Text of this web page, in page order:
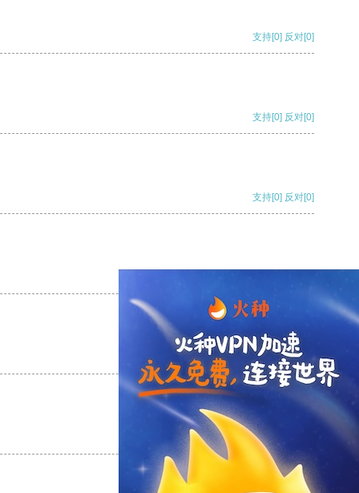
支持[0] 反对[0]
支持[0] 反对[0]
支持[0] 反对[0]
支持 [0] 反对 [0]
支持